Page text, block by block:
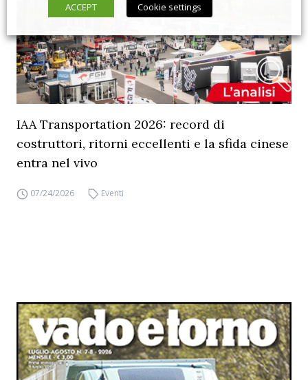
IAA Transportation 2026: record di
costruttori, ritorni eccellenti e la sfida cinese
entra nel vivo
07/24/2026 Eventi
ACCEPT
Cookie settings